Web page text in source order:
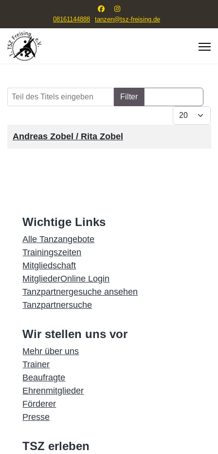
08161144888 tanzen@tsz-freising.de
Teil des Titels eingeben Filter
Anzeige #
Titel
Andreas Zobel / Rita Zobel
Wichtige Links
Alle Tanzangebote
Trainingszeiten
Mitgliedschaft
MitgliederOnline Login
Tanzpartnergesuche ansehen
Tanzpartnersuche
Wir stellen uns vor
Mehr über uns
Trainer
Beaufragte
Ehrenmitglieder
Förderer
Presse
TSZ erleben